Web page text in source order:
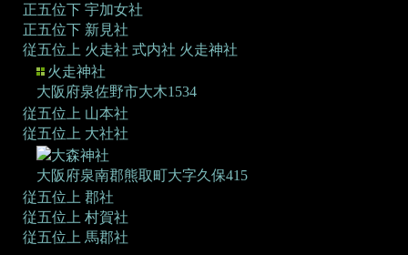
正五位下 宇加女社
正五位下 新見社
従五位上 火走社 式内社 火走神社
火走神社
大阪府泉佐野市大木1534
従五位上 山本社
従五位上 大社社
大森神社
大阪府泉南郡熊取町大字久保415
従五位上 郡社
従五位上 村賀社
従五位上 馬郡社